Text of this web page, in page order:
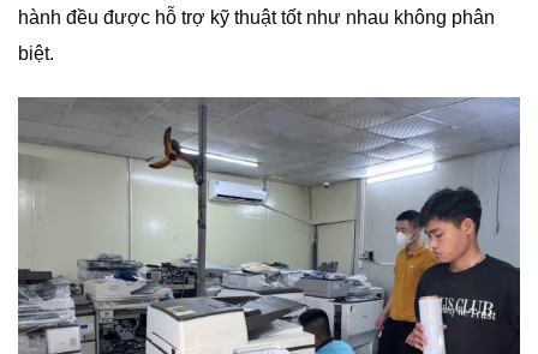
hành đều được hỗ trợ kỹ thuật tốt như nhau không phân
biệt.